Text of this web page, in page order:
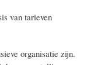
van tarieven
organisatie zijn.